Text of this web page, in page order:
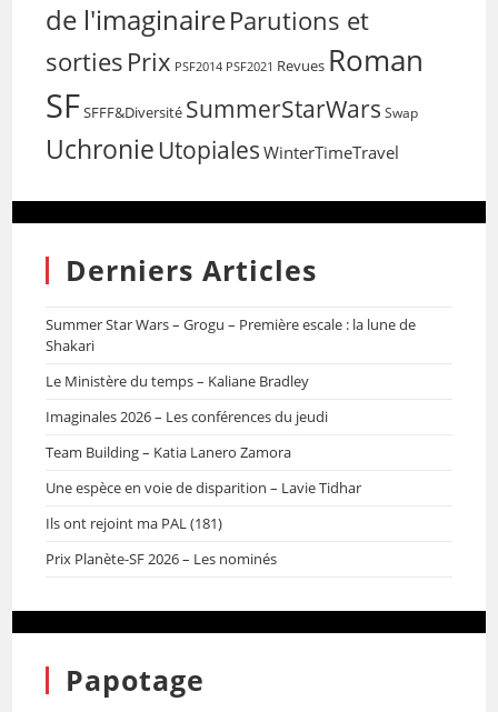
de l'imaginaireParutions et
sorties Prix PSF2014 PSF2021 Revues Roman
SFSFFF&Diversité SummerStarWars Swap
Uchronie Utopiales WinterTimeTravel
Derniers Articles
Summer Star Wars – Grogu – Première escale : la lune de
Shakari
Le Ministère du temps – Kaliane Bradley
Imaginales 2026 – Les conférences du jeudi
Team Building – Katia Lanero Zamora
Une espèce en voie de disparition – Lavie Tidhar
Ils ont rejoint ma PAL (181)
Prix Planète-SF 2026 – Les nominés
Papotage